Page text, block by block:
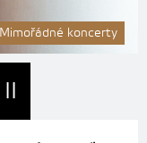
koncerty